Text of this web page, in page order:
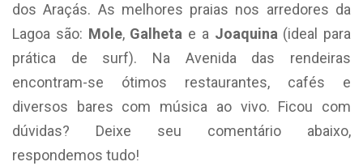
dos Araçás. As melhores praias nos arredores da
Lagoa são: Mole, Galheta e a Joaquina(ideal para
prática de surf). Na Avenida das rendeiras
encontram-se ótimos restaurantes, cafés e
diversos bares com música ao vivo. Ficou com
dúvidas? Deixe seu comentário abaixo,
respondemos tudo!